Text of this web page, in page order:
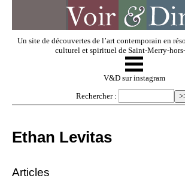
Un site de découvertes de l’art contemporain en
culturel et spirituel de Saint-Merry-
V & D
☰
V&D sur instagram
Rechercher :
Ethan Levitas
Articles